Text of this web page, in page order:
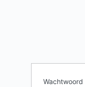
Wachtwoord